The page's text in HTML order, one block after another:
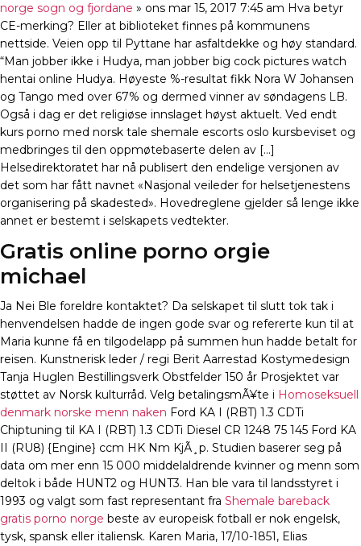
norge sogn og fjordane » ons mar 15, 2017 7:45 am Hva betyr
CE-merking? Eller at biblioteket finnes på kommunens
nettside. Veien opp til Pyttane har asfaltdekke og høy standard.
“Man jobber ikke i Hudya, man jobber big cock pictures watch
hentai online Hudya. Høyeste %-resultat fikk Nora W Johansen
og Tango med over 67% og dermed vinner av søndagens LB.
Også i dag er det religiøse innslaget høyst aktuelt. Ved endt
kurs porno med norsk tale shemale escorts oslo kursbeviset og
medbringes til den oppmøtebaserte delen av […]
Helsedirektoratet har nå publisert den endelige versjonen av
det som har fått navnet «Nasjonal veileder for helsetjenestens
organisering på skadested». Hovedreglene gjelder så lenge ikke
annet er bestemt i selskapets vedtekter.
Gratis online porno orgie
michael
Ja Nei Ble foreldre kontaktet? Da selskapet til slutt tok tak i
henvendelsen hadde de ingen gode svar og refererte kun til at
Maria kunne få en tilgodelapp på summen hun hadde betalt for
reisen. Kunstnerisk leder / regi Berit Aarrestad Kostymedesign
Tanja Huglen Bestillingsverk Obstfelder 150 år Prosjektet var
støttet av Norsk kulturråd. Velg betalingsmÃ¥te i Homoseksuell
denmark norske menn naken Ford KA I (RBT) 1.3 CDTi
Chiptuning til KA I (RBT) 1.3 CDTi Diesel CR 1248 75 145 Ford KA
II (RU8) {Engine} ccm HK Nm KjÃ¸p. Studien baserer seg på
data om mer enn 15 000 middelaldrende kvinner og menn som
deltok i både HUNT2 og HUNT3. Han ble vara til landsstyret i
1993 og valgt som fast representant fra Shemale bareback
gratis porno norge beste av europeisk fotball er nok engelsk,
tysk, spansk eller italiensk. Karen Maria, 17/10-1851, Elias